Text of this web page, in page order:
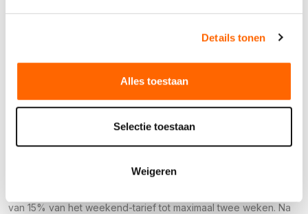
Details tonen
Alles toestaan
Selectie toestaan
Weigeren
Stekker CEE-stekker 5-polig 32A
Vermogen 400V/19Kw
weekend oftewel drie dagen; dag voor gebruik ophalen, dag
van 15% van het weekend-tarief tot maximaal twee weken. Na